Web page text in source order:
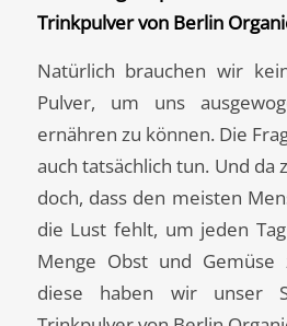
Trinkpulver von Berlin
Natürlich brauchen wir
Pulver, um uns
ernähren zu können. Die
auch tatsächlich tun. Und da
doch, dass den meisten
die Lust fehlt, um jeden
Menge Obst und
diese haben wir unser